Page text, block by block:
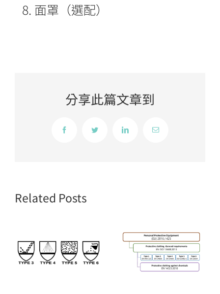
面罩（選配）
分享此篇文章到
Facebook Twitter LinkedIn Email
Related Posts